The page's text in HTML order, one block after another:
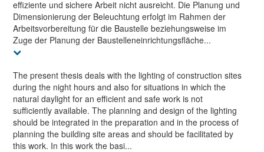
effiziente und sichere Arbeit nicht ausreicht. Die Planung und
Dimensionierung der Beleuchtung erfolgt im Rahmen der
Arbeitsvorbereitung für die Baustelle beziehungsweise im
Zuge der Planung der Baustelleneinrichtungsfläche...
The present thesis deals with the lighting of construction sites
during the night hours and also for situations in which the
natural daylight for an efficient and safe work is not
sufficiently available. The planning and design of the lighting
should be integrated in the preparation and in the process of
planning the building site areas and should be facilitated by
this work. In this work the basi...